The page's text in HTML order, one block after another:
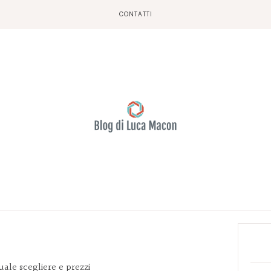
CONTATTI
scegliere e prezzi